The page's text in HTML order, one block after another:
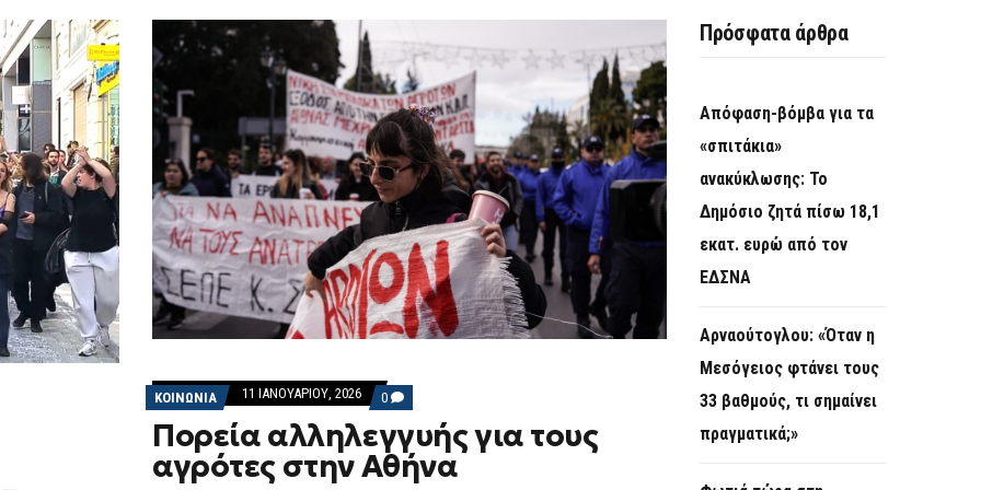
ΚΟΙΝΩΝΙΑ 11 ΙΑΝΟΥΑΡΊΟΥ, 2026 0 COMMENTS
ON
ΠΟΡΕΊΑ
ΑΛΛΗΛΕΓΓΥΉΣ
ΓΙΑ
ΤΟΥΣ
Πορεία αλληλεγγυής για τους
αγρότες στην Αθήνα
Πρόσφατα άρθρα
Απόφαση-βόμβα για τα
«σπιτάκια»
ανακύκλωσης: Το
Δημόσιο ζητά πίσω 18,1
εκατ. ευρώ από τον
ΕΔΣΝΑ
Αρναούτογλου: «Όταν η
Μεσόγειος φτάνει τους
33 βαθμούς, τι σημαίνει
πραγματικά;»